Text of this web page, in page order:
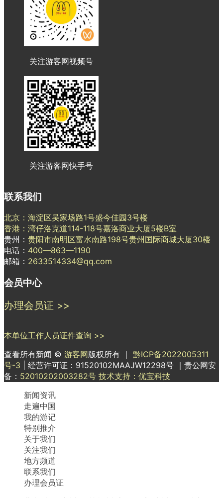
关注游客网视频号
关注游客网快手号
联系我们
北京：海淀区吴家场路1号盛今佳园3号楼
香港：湾仔洛克道114-118号嘉洛商业大厦5楼B室
贵州： 贵阳市南明区富水南路198号贵州国际商城大厦30楼
电话： 400—863—1190
邮箱： 2633514334@qq.com
会员中心
办理会员证 >>
本单位工作人员证件查询 >>
查看所有新闻 © 游客网版权所有 ｜ 黔ICP备2022005311
号-3
| 经营许可证：91520102MAAJW12298号 ｜贵公网安
备： 52010202003282号 技术支持：优宝科技
新闻资讯
走遍中国
我的游记
特别推介
关于我们
关注我们
地方频道
联系我们
办理会员证